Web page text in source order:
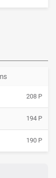
208 P
194 P
190 P